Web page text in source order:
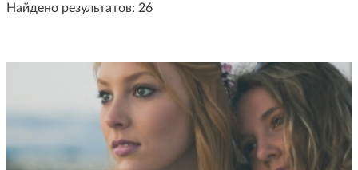
Найдено результатов: 26